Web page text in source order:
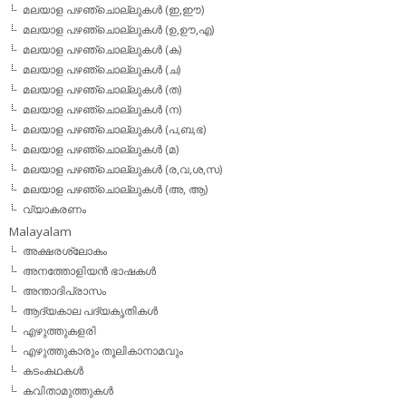
മലയാള പഴഞ്ചൊല്ലുകള്‍ (ഇ,ഈ)
മലയാള പഴഞ്ചൊല്ലുകള്‍ (ഉ,ഊ,എ)
മലയാള പഴഞ്ചൊല്ലുകള്‍ (ക)
മലയാള പഴഞ്ചൊല്ലുകള്‍ (ച)
മലയാള പഴഞ്ചൊല്ലുകള്‍ (ത)
മലയാള പഴഞ്ചൊല്ലുകള്‍ (ന)
മലയാള പഴഞ്ചൊല്ലുകള്‍ (പ,ബ,ഭ)
മലയാള പഴഞ്ചൊല്ലുകള്‍ (മ)
മലയാള പഴഞ്ചൊല്ലുകള്‍ (ര,വ,ശ,സ)
മലയാള പഴഞ്ചൊല്ലുകൾ (അ, ആ)
വ്യാകരണം
Malayalam
അക്ഷരശ്ലോകം
അനത്തോളിയന്‍ ഭാഷകള്‍
അന്താദിപ്രാസം
ആദ്യകാല പദ്യകൃതികള്‍
എഴുത്തുകളരി
എഴുത്തുകാരും തൂലികാനാമവും
കടംകഥകള്‍
കവിതാമുത്തുകള്‍